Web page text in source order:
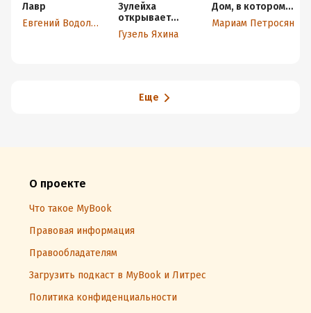
Лавр
Евгений Водолазкин
Зулейха
открывает
глаза
Гузель Яхина
Дом, в котором…
Мариам Петросян
Еще
О проекте
Что такое MyBook
Правовая информация
Правообладателям
Загрузить подкаст в MyBook и Литрес
Политика конфиденциальности